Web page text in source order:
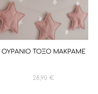
ΟΥΡΑΝΙΟ ΤΟΞΟ ΜΑΚΡΑΜΕ
28,90 €